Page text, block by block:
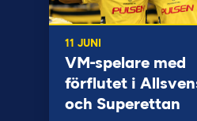
11 JUNI
VM-spelare med
förflutet i
och Superettan